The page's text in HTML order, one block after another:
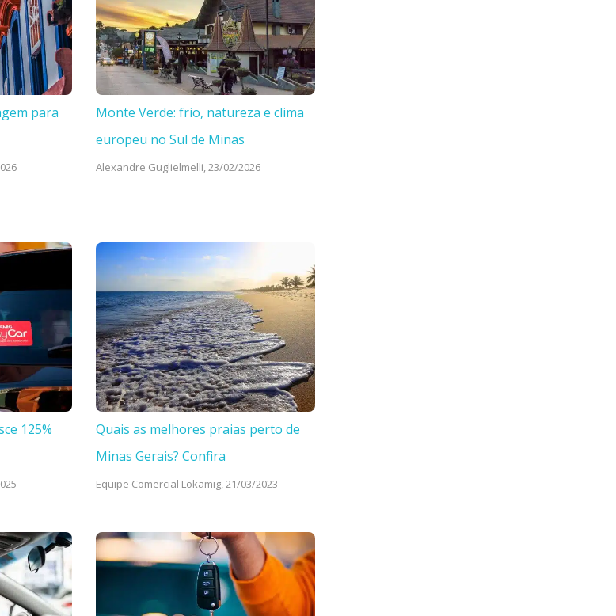
para
Monte Verde: frio, natureza e clima
europeu no Sul de Minas
Alexandre Guglielmelli,23/02/2026
125%
Quais as melhores praias perto de
Minas Gerais? Confira
Equipe Comercial Lokamig,21/03/2023